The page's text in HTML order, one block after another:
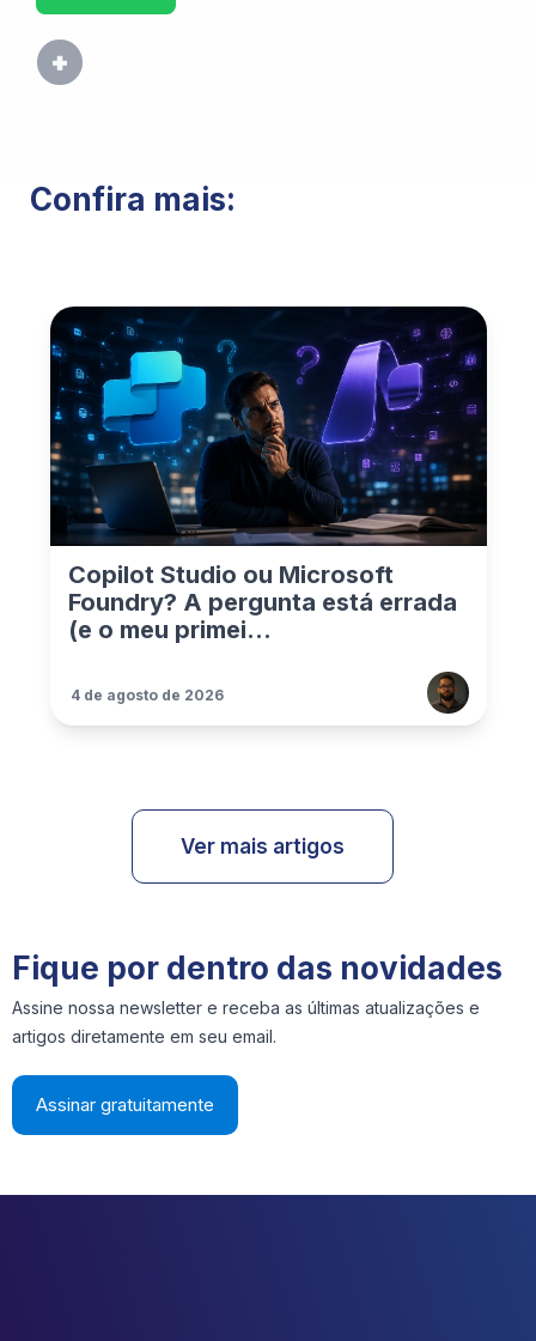
Confira mais:
Copilot Studio ou Microsoft
Foundry? A pergunta está errada
(e o meu primei...
4 de agosto de 2026
Ver mais artigos
Fique por dentro das novidades
Assine nossa newsletter e receba as últimas atualizações e
artigos diretamente em seu email.
Assinar gratuitamente